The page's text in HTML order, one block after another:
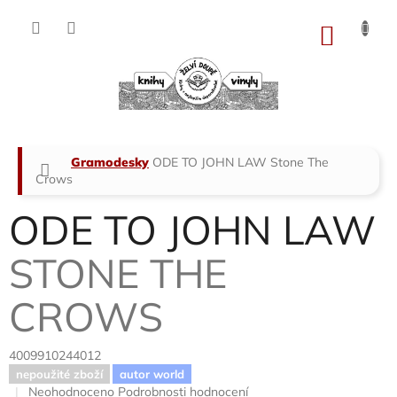
Domů
Gramodesky ODE TO JOHN LAW Stone The
Crows
ODE TO JOHN LAW
STONE THE
CROWS
4009910244012
nepoužité zboží autor world
Průměrné
Neohodnoceno Podrobnosti hodnocení